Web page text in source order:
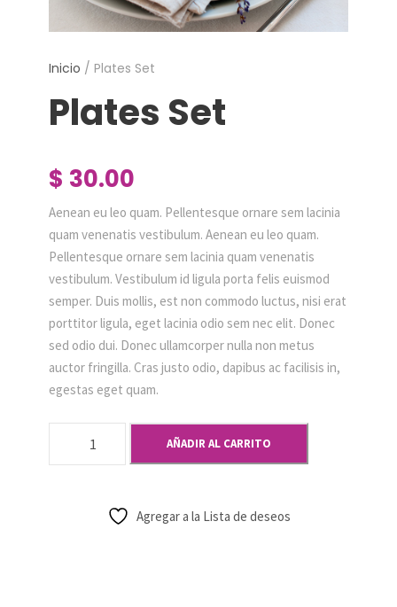
Inicio / Plates Set
Plates Set
$ 30.00
Aenean eu leo quam. Pellentesque ornare sem lacinia
quam venenatis vestibulum. Aenean eu leo quam.
Pellentesque ornare sem lacinia quam venenatis
vestibulum. Vestibulum id ligula porta felis euismod
semper. Duis mollis, est non commodo luctus, nisi erat
porttitor ligula, eget lacinia odio sem nec elit. Donec
sed odio dui. Donec ullamcorper nulla non metus
auctor fringilla. Cras justo odio, dapibus ac facilisis in,
egestas eget quam.
AÑADIR AL CARRITO
Agregar a la Lista de deseos